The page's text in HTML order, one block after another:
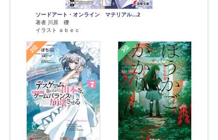
ソードアート・オンライン マテリアル…2
著者 川原 礫
イラスト ａｂｅｃ
2位 3位